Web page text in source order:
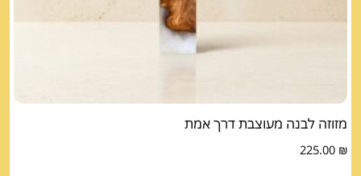
מזוזה לבנה מעוצבת דרך אמת
225.00 ₪